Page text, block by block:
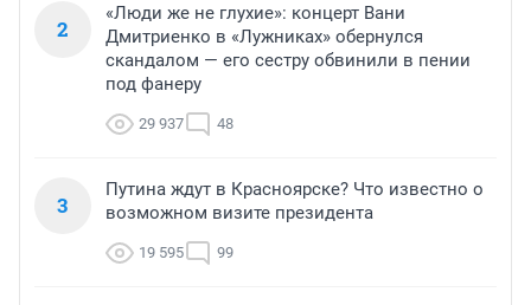
2
«Люди же не глухие»: концерт Вани
Дмитриенко в «Лужниках» обернулся
скандалом — его сестру обвинили в пении
под фанеру
29 937 48
3
Путина ждут в Красноярске? Что известно о
возможном визите президента
19 595 99